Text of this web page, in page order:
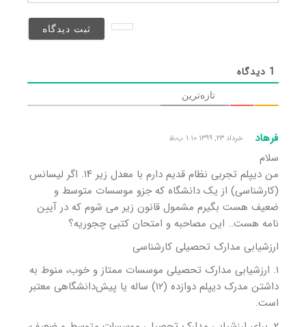
1 دیدگاه
تازه‌ترین
فرهاد خرداد ۲۳, ۱۳۹۹ ۱:۱۰ ب٫ظ
سلام
من دیپلم تجربی نظام قدیم دارم با معدل زیر ۱۴. اگر لیسانس
(کارشناسی) از یک دانشگاه که جزو موسسات متوسط و
ضعیف هست بگیرم مشمول قانون زیر می شوم که در آیین
نامه هست.. این مصاحبه و امتحان کتبی چجوریه؟
ارزشیابی مدارک تحصیلی کارشناسی
۱. ارزشیابی مدارک تحصیلی موسسات ممتاز و خوب، منوط به
داشتن مدرک دیپلم دوازده (۱۲) ساله یا پیش‌دانشگاهی معتبر
است.